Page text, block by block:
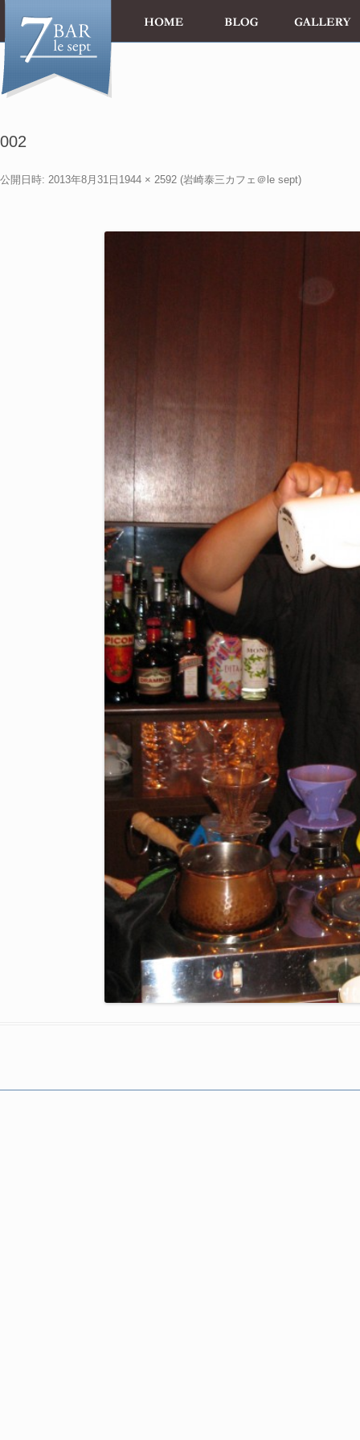
002
公開日時: 2013年8月31日 1944 × 2592 (岩崎泰三カフェ＠le sept)